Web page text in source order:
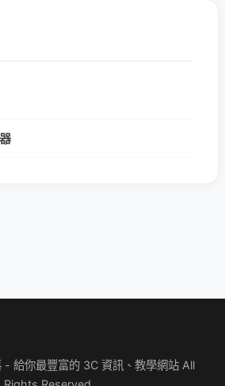
給你最豐富的 3C 資訊、教學網站 All